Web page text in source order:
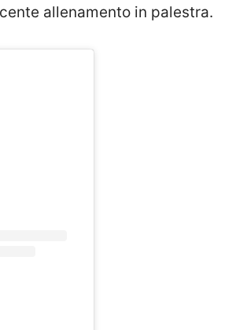
allenamento in palestra.